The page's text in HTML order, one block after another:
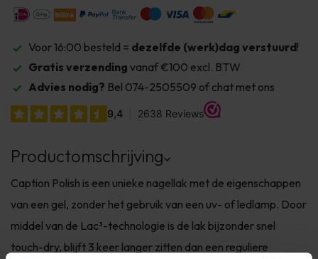
Voor 16:00 besteld = dezelfde (werk)dag verstuurd!
Gratis verzending vanaf €100 excl. BTW
Advies nodig? Bel 074-2505509 of chat met ons
Productomschrijving
Caption Polish is een unieke nagellak met de eigenschappen
van een gel, zonder het gebruik van een uv- of ledlamp. Door
middel van de Lac³-technologie is de lak bijzonder snel
touch-dry, blijft 3 keer langer zitten dan een reguliere